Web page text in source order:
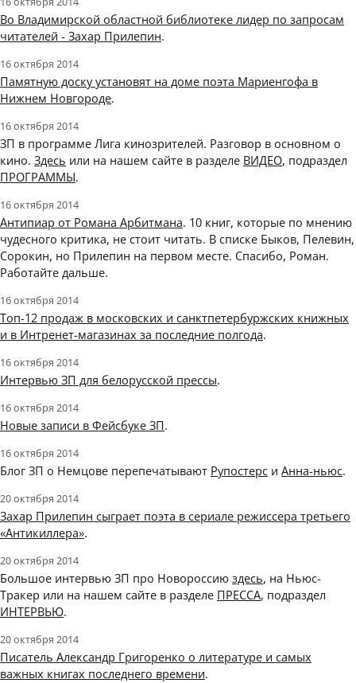
Во Владимирской областной библиотеке лидер по запросам
читателей - Захар Прилепин.
16 октября 2014
Памятную доску установят на доме поэта Мариенгофа в
Нижнем Новгороде.
16 октября 2014
ЗП в программе Лига кинозрителей. Разговор в основном о
кино. Здесь или на нашем сайте в разделе ВИДЕО, подраздел
ПРОГРАММЫ.
16 октября 2014
Антипиар от Романа Арбитмана. 10 книг, которые по мнению
чудесного критика, не стоит читать. В списке Быков, Пелевин,
Сорокин, но Прилепин на первом месте. Спасибо, Роман.
Работайте дальше.
16 октября 2014
Топ-12 продаж в московских и санктпетербуржских книжных
и в Интренет-магазинах за последние полгода.
16 октября 2014
Интервью ЗП для белорусской прессы.
16 октября 2014
Новые записи в Фейсбуке ЗП.
16 октября 2014
Блог ЗП о Немцове перепечатывают Рупостерс и Анна-ньюс.
20 октября 2014
Захар Прилепин сыграет поэта в сериале режиссера третьего
«Антикиллера».
20 октября 2014
Большое интервью ЗП про Новороссию здесь, на Ньюс-
Тракер или на нашем сайте в разделе ПРЕССА, подраздел
ИНТЕРВЬЮ.
20 октября 2014
Писатель Александр Григоренко о литературе и самых
важных книгах последнего времени.